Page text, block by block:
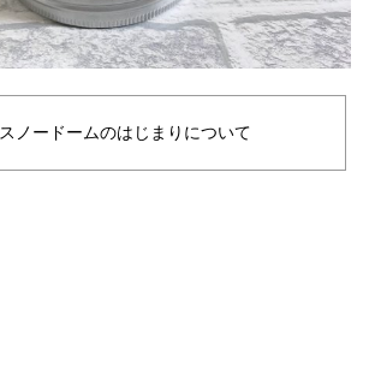
スノードームのはじまりについて